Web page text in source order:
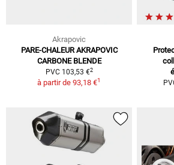
Akrapovic
PARE-CHALEUR AKRAPOVIC
CARBONE BLENDE
PVC 103,53 €2
à partir de 93,18 €1